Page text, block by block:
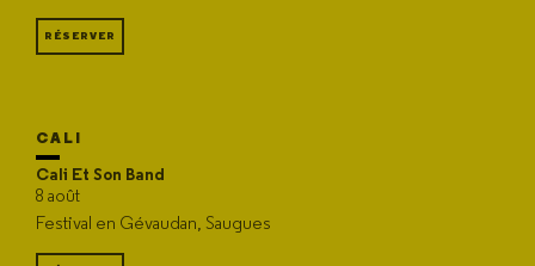
RÉSERVER
CALI
Cali Et Son Band
8 août
Festival en Gévaudan, Saugues